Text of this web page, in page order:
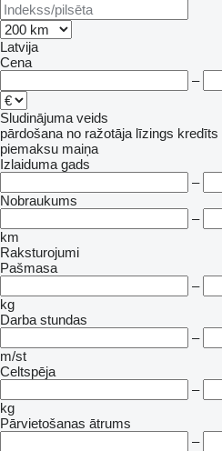
Latvija
Cena
–
Sludinājuma veids
pārdošana no ražotāja līzings kredīts
piemaksu maiņa
Izlaiduma gads
–
Nobraukums
–
km
Raksturojumi
Pašmasa
–
kg
Darba stundas
–
m/st
Celtspēja
–
kg
Pārvietošanas ātrums
–